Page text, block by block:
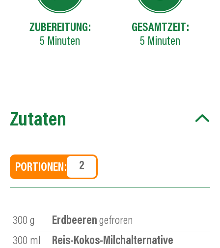
ZUBEREITUNG:
5 Minuten
GESAMTZEIT:
5 Minuten
Zutaten
PORTIONEN:
300 g Erdbeeren gefroren
300 ml
Reis-Kokos-Milchalternative